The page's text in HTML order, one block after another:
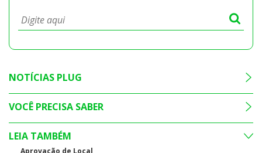
NOTÍCIAS PLUG
VOCÊ PRECISA SABER
LEIA TAMBÉM
Aprovação de Local